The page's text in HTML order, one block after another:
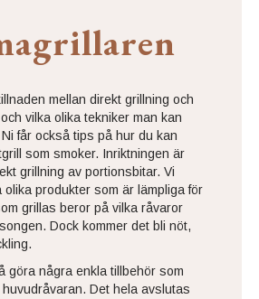
mellan direkt grillning och
vilka olika tekniker man kan
får också tips på hur du kan
som smoker. Inriktningen är
grillning av portionsbitar. Vi
olika produkter som är lämpliga för
grillas beror på vilka råvaror
Dock kommer det bli nöt,
göra några enkla tillbehör som
Det hela avslutas